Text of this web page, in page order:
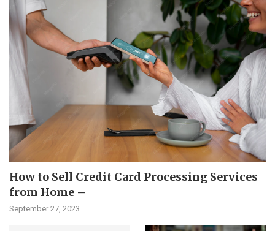
How to Sell Credit Card Processing Services
from Home –
September 27, 2023